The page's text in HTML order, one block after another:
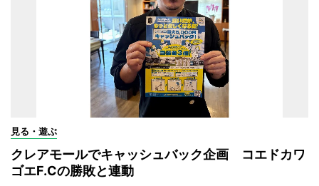
見る・遊ぶ
クレアモールでキャッシュバック企画 コエドカワ
ゴエF.Cの勝敗と連動